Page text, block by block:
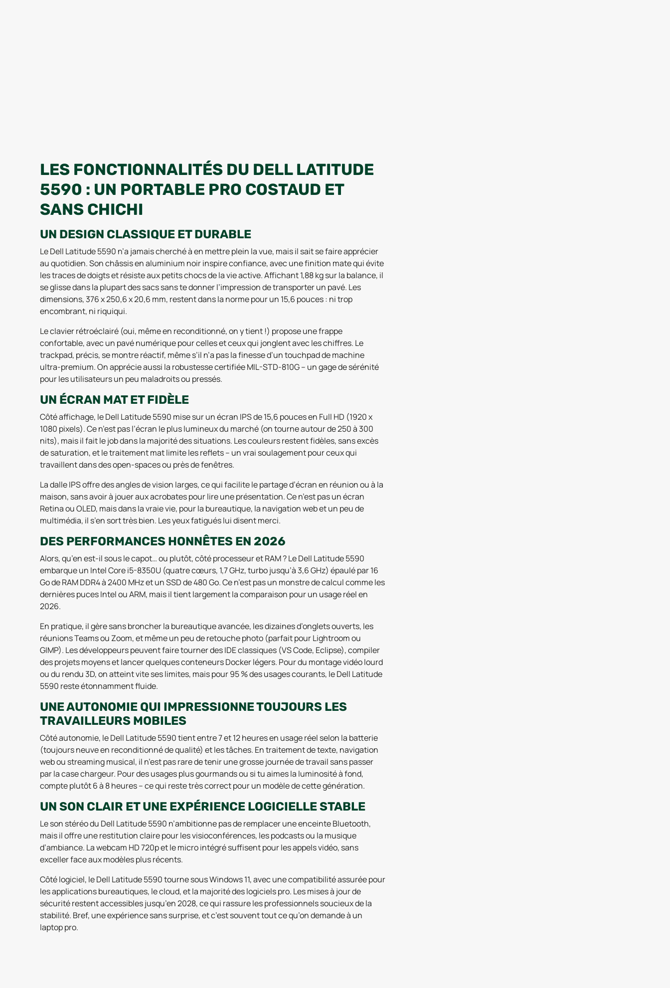
LES FONCTIONNALITÉS DU DELL LATITUDE
5590 : UN PORTABLE PRO COSTAUD ET
SANS CHICHI
UN DESIGN CLASSIQUE ET DURABLE
Le Dell Latitude 5590 n’a jamais cherché à en mettre plein la vue, mais il sait se faire apprécier
au quotidien. Son châssis en aluminium noir inspire confiance, avec une finition mate qui évite
les traces de doigts et résiste aux petits chocs de la vie active. Affichant 1,88 kg sur la balance, il
se glisse dans la plupart des sacs sans te donner l’impression de transporter un pavé. Les
dimensions, 376 x 250,6 x 20,6 mm, restent dans la norme pour un 15,6 pouces : ni trop
encombrant, ni riquiqui.
Le clavier rétroéclairé (oui, même en reconditionné, on y tient !) propose une frappe
confortable, avec un pavé numérique pour celles et ceux qui jonglent avec les chiffres. Le
trackpad, précis, se montre réactif, même s’il n’a pas la finesse d’un touchpad de machine
ultra-premium. On apprécie aussi la robustesse certifiée MIL-STD-810G – un gage de sérénité
pour les utilisateurs un peu maladroits ou pressés.
UN ÉCRAN MAT ET FIDÈLE
Côté affichage, le Dell Latitude 5590 mise sur un écran IPS de 15,6 pouces en Full HD (1920 x
1080 pixels). Ce n’est pas l’écran le plus lumineux du marché (on tourne autour de 250 à 300
nits), mais il fait le job dans la majorité des situations. Les couleurs restent fidèles, sans excès
de saturation, et le traitement mat limite les reflets – un vrai soulagement pour ceux qui
travaillent dans des open-spaces ou près de fenêtres.
La dalle IPS offre des angles de vision larges, ce qui facilite le partage d’écran en réunion ou à la
maison, sans avoir à jouer aux acrobates pour lire une présentation. Ce n’est pas un écran
Retina ou OLED, mais dans la vraie vie, pour la bureautique, la navigation web et un peu de
multimédia, il s’en sort très bien. Les yeux fatigués lui disent merci.
DES PERFORMANCES HONNÊTES EN 2026
Alors, qu’en est-il sous le capot… ou plutôt, côté processeur et RAM ? Le Dell Latitude 5590
embarque un Intel Core i5-8350U (quatre cœurs, 1,7 GHz, turbo jusqu’à 3,6 GHz) épaulé par 16
Go de RAM DDR4 à 2400 MHz et un SSD de 480 Go. Ce n’est pas un monstre de calcul comme les
dernières puces Intel ou ARM, mais il tient largement la comparaison pour un usage réel en
2026.
En pratique, il gère sans broncher la bureautique avancée, les dizaines d’onglets ouverts, les
réunions Teams ou Zoom, et même un peu de retouche photo (parfait pour Lightroom ou
GIMP). Les développeurs peuvent faire tourner des IDE classiques (VS Code, Eclipse), compiler
des projets moyens et lancer quelques conteneurs Docker légers. Pour du montage vidéo lourd
ou du rendu 3D, on atteint vite ses limites, mais pour 95 % des usages courants, le Dell Latitude
5590 reste étonnamment fluide.
UNE AUTONOMIE QUI IMPRESSIONNE TOUJOURS LES
TRAVAILLEURS MOBILES
Côté autonomie, le Dell Latitude 5590 tient entre 7 et 12 heures en usage réel selon la batterie
(toujours neuve en reconditionné de qualité) et les tâches. En traitement de texte, navigation
web ou streaming musical, il n’est pas rare de tenir une grosse journée de travail sans passer
par la case chargeur. Pour des usages plus gourmands ou si tu aimes la luminosité à fond,
compte plutôt 6 à 8 heures – ce qui reste très correct pour un modèle de cette génération.
UN SON CLAIR ET UNE EXPÉRIENCE LOGICIELLE STABLE
Le son stéréo du Dell Latitude 5590 n’ambitionne pas de remplacer une enceinte Bluetooth,
mais il offre une restitution claire pour les visioconférences, les podcasts ou la musique
d’ambiance. La webcam HD 720p et le micro intégré suffisent pour les appels vidéo, sans
exceller face aux modèles plus récents.
Côté logiciel, le Dell Latitude 5590 tourne sous Windows 11, avec une compatibilité assurée pour
les applications bureautiques, le cloud, et la majorité des logiciels pro. Les mises à jour de
sécurité restent accessibles jusqu’en 2028, ce qui rassure les professionnels soucieux de la
stabilité. Bref, une expérience sans surprise, et c’est souvent tout ce qu’on demande à un
laptop pro.